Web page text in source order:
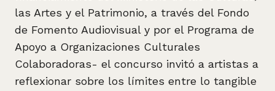
las Artes y el Patrimonio, a través del Fondo
de Fomento Audiovisual y por el Programa de
Apoyo a Organizaciones Culturales
Colaboradoras- el concurso invitó a artistas a
reflexionar sobre los límites entre lo tangible